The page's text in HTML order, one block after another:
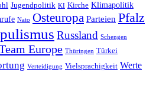
Jugendpolitik KI Kirche Klimapolitik
Nato Osteuropa Parteien Pfalz
Russland Schengen
Europe Thüringen Türkei
Verteidigung Vielsprachigkeit Werte